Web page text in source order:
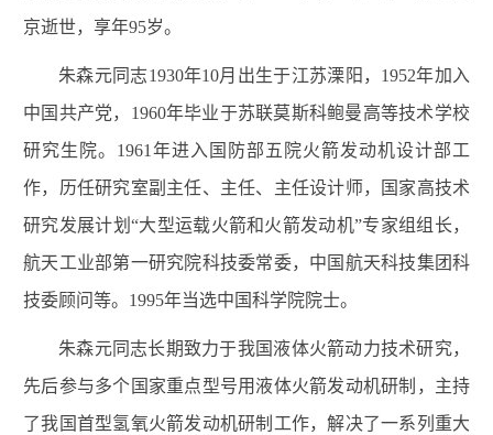
京逝世，享年95岁。
朱森元同志1930年10月出生于江苏溧阳，1952年加入
中国共产党，1960年毕业于苏联莫斯科鲍曼高等技术学校
研究生院。1961年进入国防部五院火箭发动机设计部工
作，历任研究室副主任、主任、主任设计师，国家高技术
研究发展计划“大型运载火箭和火箭发动机”专家组组长，
航天工业部第一研究院科技委常委，中国航天科技集团科
技委顾问等。1995年当选中国科学院院士。
朱森元同志长期致力于我国液体火箭动力技术研究，
先后参与多个国家重点型号用液体火箭发动机研制，主持
了我国首型氢氧火箭发动机研制工作，解决了一系列重大